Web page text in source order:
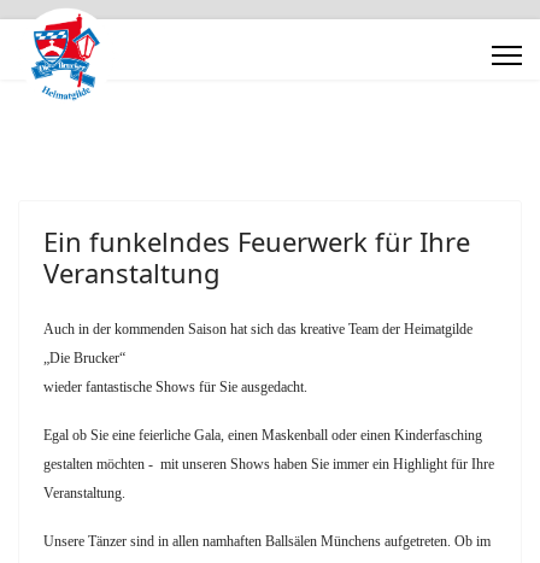
Ein funkelndes Feuerwerk für Ihre
Veranstaltung
Auch in der kommenden Saison hat sich das kreative Team der Heimatgilde
„Die Brucker“
wieder fantastische Shows für Sie ausgedacht.
Egal ob Sie eine feierliche Gala, einen Maskenball oder einen Kinderfasching
gestalten möchten - mit unseren Shows haben Sie immer ein Highlight für Ihre
Veranstaltung.
Unsere Tänzer sind in allen namhaften Ballsälen Münchens aufgetreten. Ob im